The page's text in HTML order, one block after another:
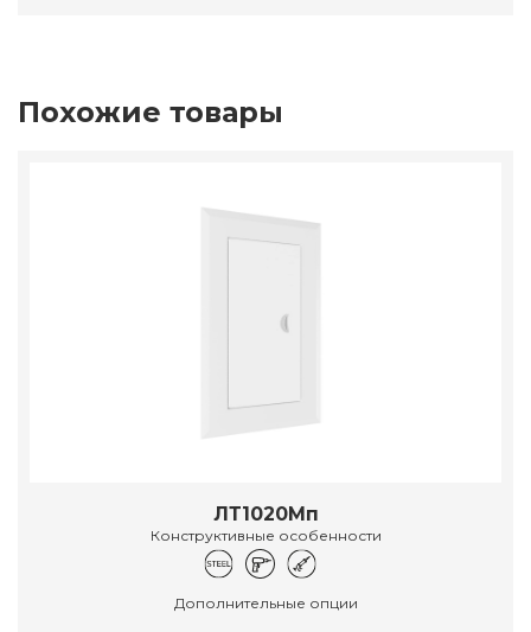
Похожие товары
ЛТ1020Мп
Конструктивные особенности
Дополнительные опции